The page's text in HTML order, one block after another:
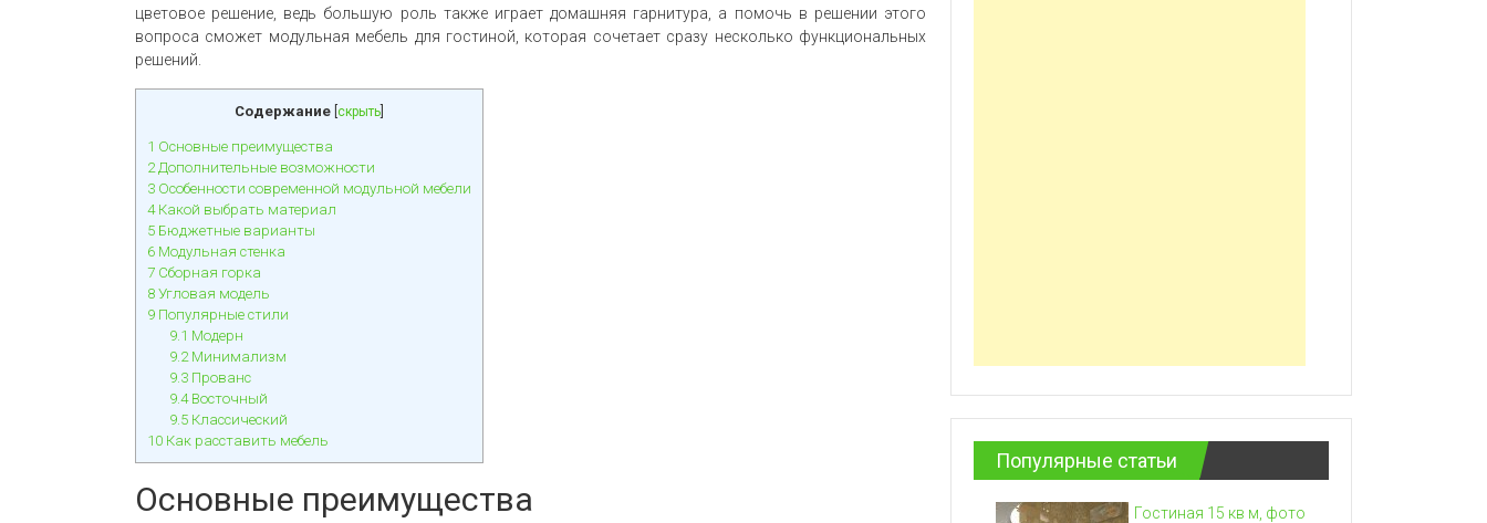
цветовое решение, ведь большую роль также играет домашняя гарнитура, а помочь в решении этого
вопроса сможет модульная мебель для гостиной, которая сочетает сразу несколько функциональных
решений.
Содержание скрыть
1 Основные преимущества
2Дополнительные возможности
3 Особенности современной модульной мебели
4Какой выбрать материал
5 Бюджетные варианты
6 Модульная стенка
7 Сборная горка
8 Угловая модель
9 Популярные стили
9.1 Модерн
9.2Минимализм
9.3Прованс
9.4Восточный
9.5Классический
10 Как расставить мебель
Основные преимущества
Популярные статьи
Гостиная 15 кв м, фото